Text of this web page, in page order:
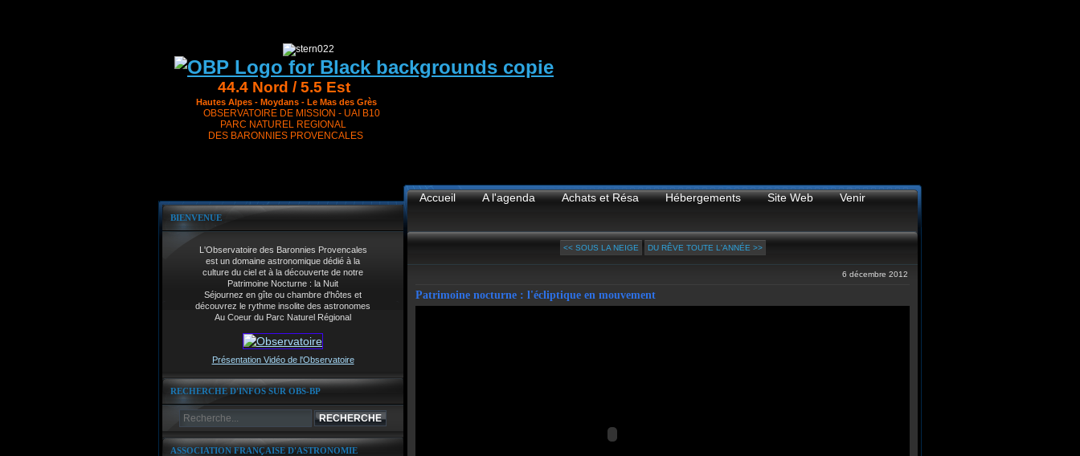
44.4 Nord / 5.5 Est
Hautes Alpes - Moydans - Le Mas des Grès
OBSERVATOIRE DE MISSION - UAI B10
PARC NATUREL REGIONAL
DES BARONNIES PROVENCALES
BIENVENUE
L'Observatoire des Baronnies Provencales
est un domaine astronomique dédié à la
culture du ciel et à la découverte de notre
Patrimoine Nocturne : la Nuit
Séjournez en gîte ou chambre d'hôtes et
découvrez le rythme insolite des astronomes
Au Coeur du Parc Naturel Régional
Présentation Vidéo de l'Observatoire
RECHERCHE D'INFOS SUR OBS-BP
ASSOCIATION FRANÇAISE D'ASTRONOMIE
Accueil A l'agenda Achats et Résa Hébergements Site Web Venir
<< SOUS LA NEIGE DU RÊVE TOUTE L'ANNÉE >>
6 décembre 2012
Patrimoine nocturne : l'écliptique en mouvement